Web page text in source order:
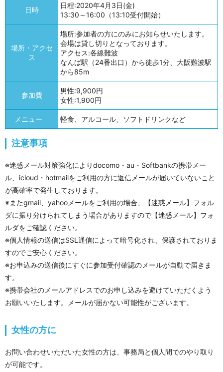
日時
日程:2020年4月3日(金)
13:30～16:00（13:10受付開始）
場所・アクセ
ス
場所:参加者の方にのみにお知らせいたします。
会場は貸し切りとなっております。
アクセス:各線難波
なんば駅（24番出口）から徒歩1分、大阪難波駅
から85m
参加費
男性:9,900円
女性:1,900円
メニュー 軽食、アルコール、ソフトドリンクなど
注意事項
※迷惑メール対策強化によりdocomo・au・Softbankの携帯メー
ル、icloud・hotmailをご利用の方に返信メールが届いていないこと
が高確率で発生しております。
※またgmail、yahooメールをご利用の場合、【迷惑メール】フォル
ダに振り分けられてしまう場合がありますので【迷惑メール】フォ
ルダをご確認ください。
※個人情報の送信はSSL通信によって暗号化され、保護されておりま
すのでご安心ください。
※お申込みの送信後にすぐに参加受付確認のメールが自動で届きま
す。
※携帯会社のメールアドレスでのお申し込みを避けていただくよう
お願いいたします。メールが届かない可能性がございます。
女性の方に
お問い合わせいただいた女性の方は、事務局と個人間でのやり取り
が可能です。